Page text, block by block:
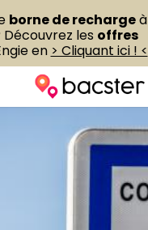
borne de rechargeà
les offres
en > Cliquant ici ! <